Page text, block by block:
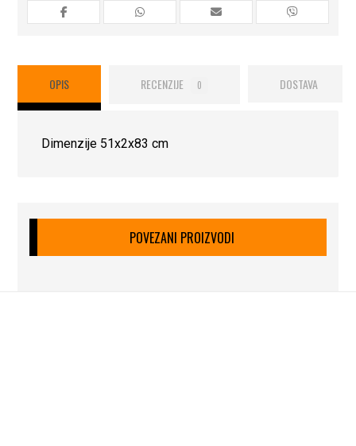
OPIS RECENZIJE 0 DOSTAVA
Dimenzije 51x2x83 cm
POVEZANI PROIZVODI